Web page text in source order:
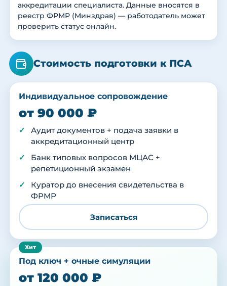
аккредитации специалиста. Данные вносятся в
реестр ФРМР (Минздрав) — работодатель может
проверить статус онлайн.
Стоимость подготовки к ПСА
Индивидуальное сопровождение
от 90 000 ₽
Аудит документов + подача заявки в
аккредитационный центр
Банк типовых вопросов МЦАС +
репетиционный экзамен
Куратор до внесения свидетельства в
ФРМР
Записаться
Под ключ + очные симуляции
от 120 000 ₽